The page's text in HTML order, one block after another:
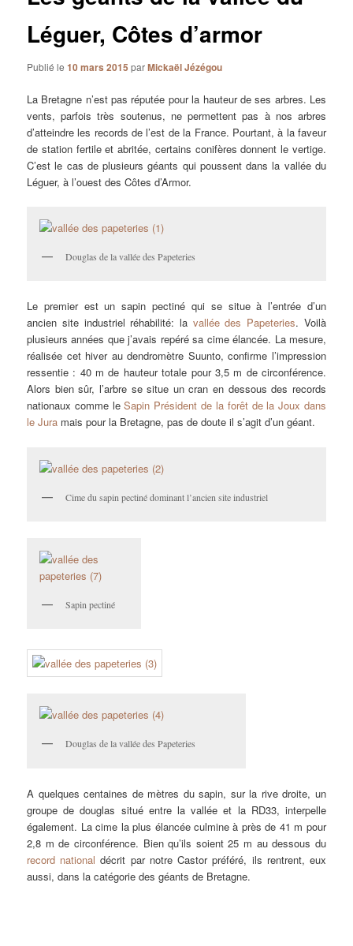
Léguer, Côtes d’armor
Publié le10 mars 2015 parMickaël Jézégou
La Bretagne n’est pas réputée pour la hauteur de ses arbres. Les
vents, parfois très soutenus, ne permettent pas à nos arbres
d’atteindre les records de l’est de la France. Pourtant, à la faveur
de station fertile et abritée, certains conifères donnent le vertige.
C’est le cas de plusieurs géants qui poussent dans la vallée du
Léguer, à l’ouest des Côtes d’Armor.
Douglas de la vallée des Papeteries
Le premier est un sapin pectiné qui se situe à l’entrée d’un
ancien site industriel réhabilité: la vallée des Papeteries. Voilà
plusieurs années que j’avais repéré sa cime élancée. La mesure,
réalisée cet hiver au dendromètre Suunto, confirme l’impression
ressentie : 40 m de hauteur totale pour 3,5 m de circonférence.
Alors bien sûr, l’arbre se situe un cran en dessous des records
nationaux comme leSapin Président de la forêt de la Joux dans
le Jura mais pour la Bretagne, pas de doute il s’agit d’un géant.
Cime du sapin pectiné dominant l’ancien site industriel
Sapin pectiné
Douglas de la vallée des Papeteries
A quelques centaines de mètres du sapin, sur la rive droite, un
groupe de douglas situé entre la vallée et la RD33, interpelle
également. La cime la plus élancée culmine à près de 41 m pour
2,8 m de circonférence. Bien qu’ils soient 25 m au dessous du
record national décrit par notre Castor préféré, ils rentrent, eux
aussi, dans la catégorie des géants de Bretagne.